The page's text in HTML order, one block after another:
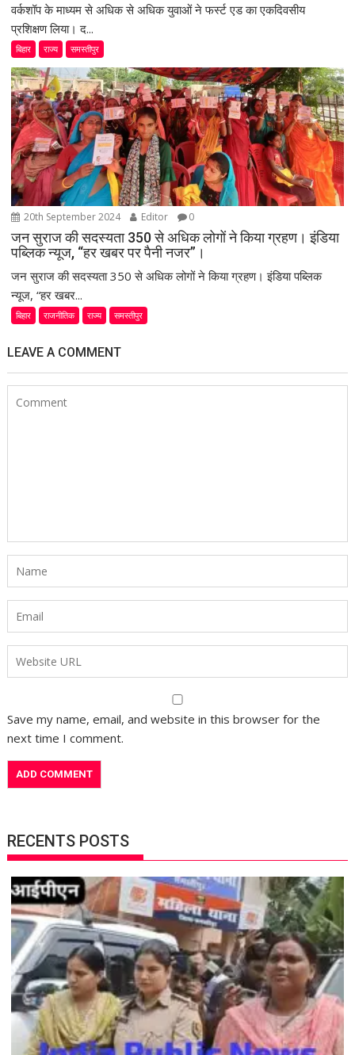
वर्कशॉप के माध्यम से अधिक से अधिक युवाओं ने फर्स्ट एड का एकदिवसीय
प्रशिक्षण लिया। द...
बिहार राज्य समस्तीपुर
20th September 2024 Editor 0
जन सुराज की सदस्यता 350 से अधिक लोगों ने किया ग्रहण। इंडिया
पब्लिक न्यूज, “हर खबर पर पैनी नजर”।
जन सुराज की सदस्यता 350 से अधिक लोगों ने किया ग्रहण। इंडिया पब्लिक
न्यूज, “हर खबर...
बिहार राजनीतिक राज्य समस्तीपुर
LEAVE A COMMENT
Save my name, email, and website in this browser for the
next time I comment.
RECENTS POSTS